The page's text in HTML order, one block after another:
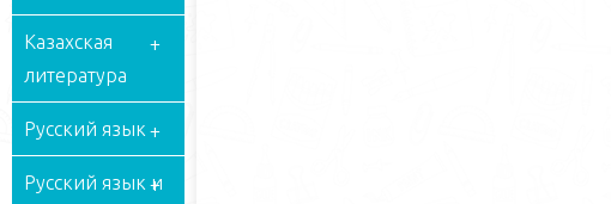
Казахская
литература
Русский язык
Русский язык и